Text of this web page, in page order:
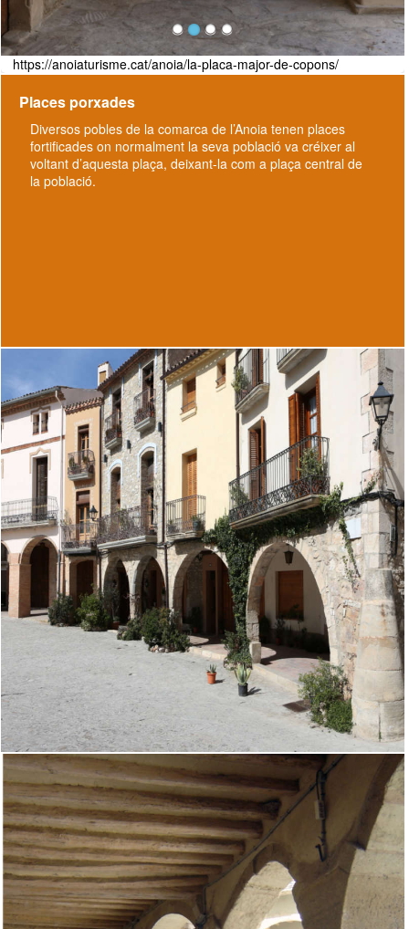
https://anoiaturisme.cat/anoia/la-placa-major-de-copons/
Places porxades
Diversos pobles de la comarca de l’Anoia tenen places
fortificades on normalment la seva població va créixer al
voltant d’aquesta plaça, deixant-la com a plaça central de
la població.